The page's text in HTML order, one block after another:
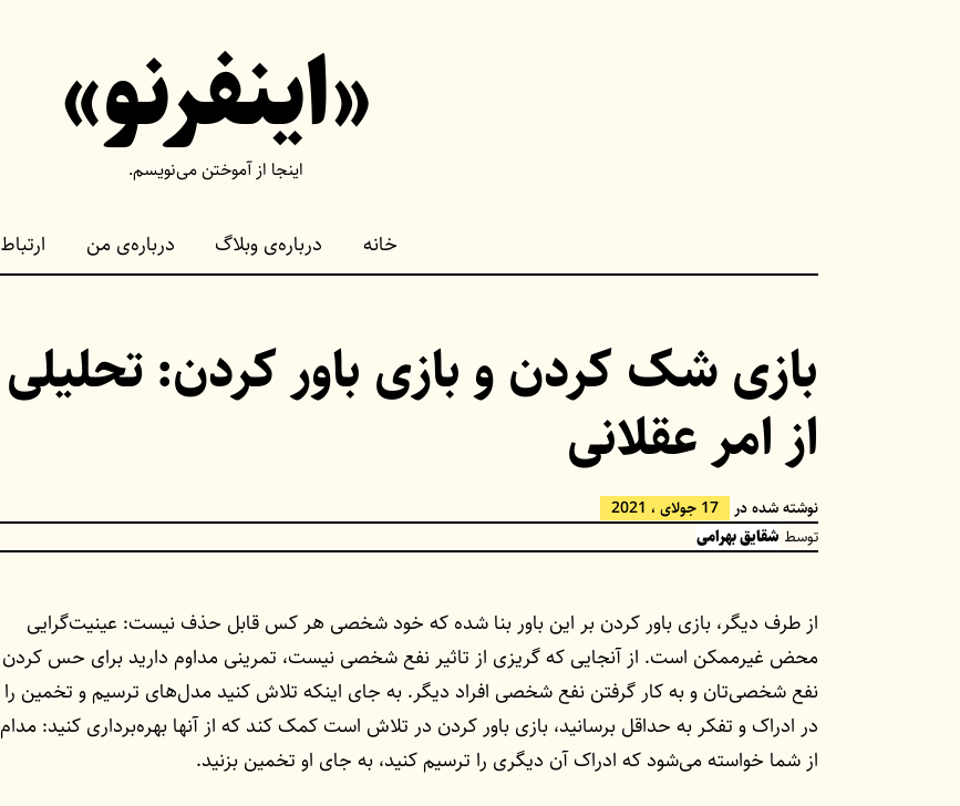
«اینفرنو»
اینجا از آموختن می‌نویسم.
خانه درباره‌ی وبلاگ درباره‌ی من ارتباط
بازی شک کردن و بازی باور کردن: تحلیلی
از امر عقلانی
نوشته شده در
17 جولای ، 2021
توسط شقایق بهرامی
از طرف دیگر، بازی باور کردن بر این باور بنا شده که خود شخصی هر کس قابل حذف نیست: عینیت‌گرایی
محض غیرممکن است. از آنجایی که گریزی از تاثیر نفع شخصی نیست، تمرینی مداوم دارید برای حس کردن
نفع شخصی‌تان و به کار گرفتن نفع شخصی افراد دیگر. به جای اینکه تلاش کنید مدل‌های ترسیم و تخمین را
در ادراک و تفکر به حداقل برسانید، بازی باور کردن در تلاش است کمک کند که از آنها بهره‌برداری کنید: مدام
از شما خواسته می‌شود که ادراک آن دیگری را ترسیم کنید، به جای او تخمین بزنید.